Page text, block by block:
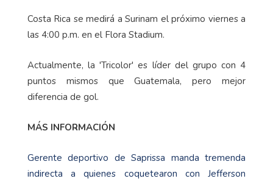
Costa Rica se medirá a Surinam el próximo viernes a
las 4:00 p.m. en el Flora Stadium.
Actualmente, la 'Tricolor' es líder del grupo con 4
puntos mismos que Guatemala, pero mejor
diferencia de gol.
MÁS INFORMACIÓN
Gerente deportivo de Saprissa manda tremenda
indirecta a quienes coquetearon con Jefferson